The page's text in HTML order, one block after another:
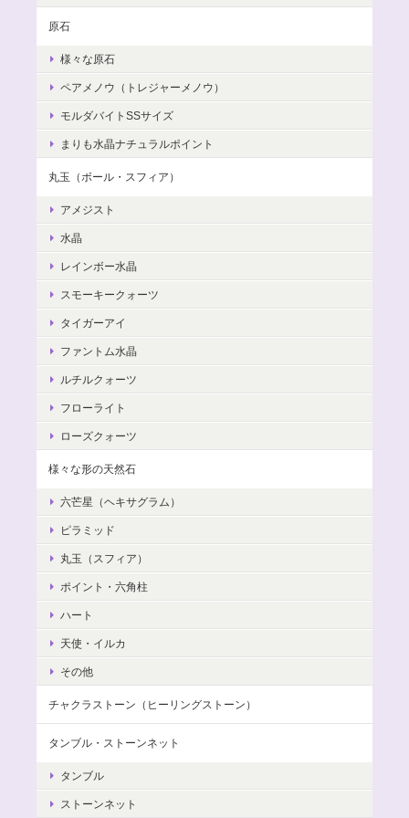
原石
様々な原石
ペアメノウ（トレジャーメノウ）
モルダバイトSSサイズ
まりも水晶ナチュラルポイント
丸玉（ボール・スフィア）
アメジスト
水晶
レインボー水晶
スモーキークォーツ
タイガーアイ
ファントム水晶
ルチルクォーツ
フローライト
ローズクォーツ
様々な形の天然石
六芒星（ヘキサグラム）
ピラミッド
丸玉（スフィア）
ポイント・六角柱
ハート
天使・イルカ
その他
チャクラストーン（ヒーリングストーン）
タンブル・ストーンネット
タンブル
ストーンネット